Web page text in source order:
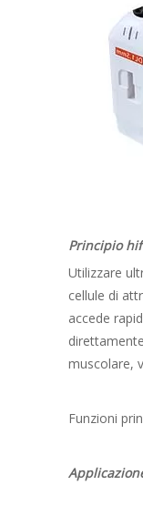
Principio
Utilizzare
cellule di
accede
muscolare,
Funzioni